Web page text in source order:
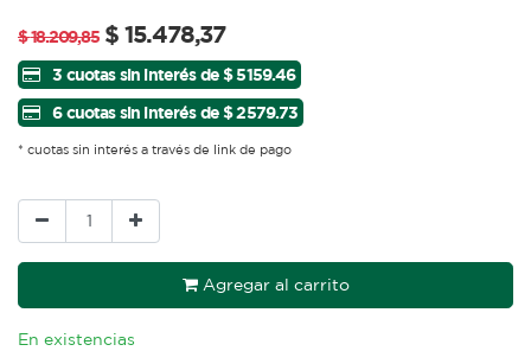
$18.209,85 $ 15.478,37
3 cuotas sin interés de $ 5159.46
6 cuotas sin interés de $ 2579.73
* cuotas sin interés a través de link de pago
Agregar al carrito
En existencias